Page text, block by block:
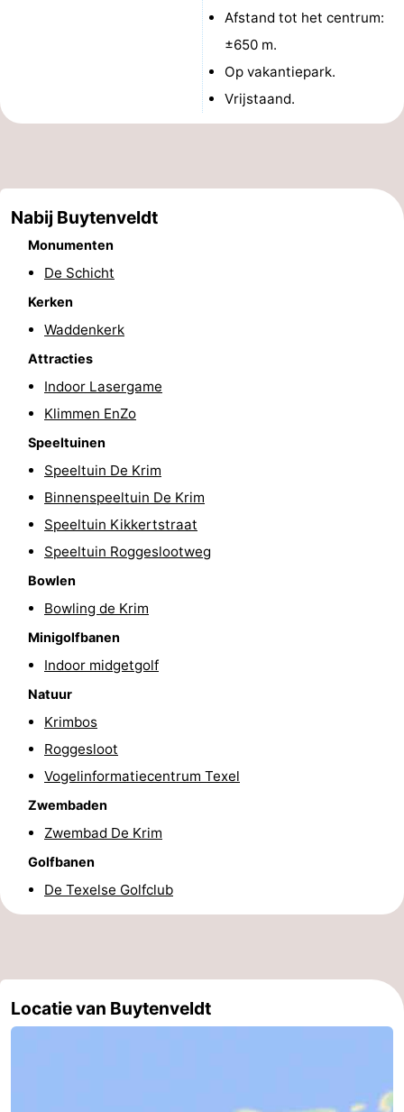
-
Rondvaarten
Boerderijen
Speeltuinen
Rondleidingen
Sporten
Zwembaden
Fietsen
Wandelen
Paardrijden
Surfen
Eten
drinken
Praktisch
Forum
-
Boot
Waddenhoppen
Afstand tot het centrum:
±650 m.
Op vakantiepark.
Vrijstaand.
Nabij Buytenveldt
Monumenten
De Schicht
Kerken
Waddenkerk
Attracties
Indoor Lasergame
Klimmen EnZo
Speeltuinen
Speeltuin De Krim
Binnenspeeltuin De Krim
Speeltuin Kikkertstraat
Speeltuin Roggeslootweg
Bowlen
Bowling de Krim
Minigolfbanen
Indoor midgetgolf
Natuur
Krimbos
Roggesloot
Vogelinformatiecentrum Texel
Zwembaden
Zwembad De Krim
Golfbanen
De Texelse Golfclub
Locatie van Buytenveldt